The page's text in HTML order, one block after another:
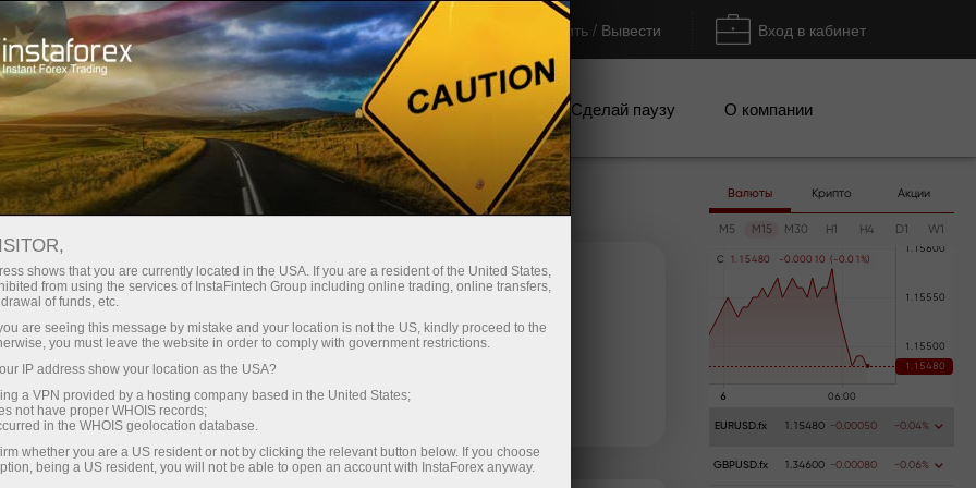
торговый счёт Торговые платформы Пополнить / Вывести Вход в кабинет
Инвесторам Партнерам Промоакции Сделай паузу О компании
анализ
19.05.2025 20:13
один раунд смягчения в 2025 году
Вывести деньги
Валюты Крипто Акции
M5 M15 M30 H1 H4 D1 W1
C 1 . 1 5480 -0 .000 1 0 ( -0 .0 1 %
EURUSD.fx 1.15480 -0.00050 -0.04%
GBPUSD.fx 1.34600 -0.00080 -0.06%
shows that you are currently located in the USA. If you are a resident of the United States,
from using the services of InstaFintech Group including online trading, online transfers,
of funds, etc.
are seeing this message by mistake and your location is not the US, kindly proceed to the
you must leave the website in order to comply with government restrictions.
IP address show your location as the USA?
a VPN provided by a hosting company based in the United States;
not have proper WHOIS records;
in the WHOIS geolocation database.
whether you are a US resident or not by clicking the relevant button below. If you choose
being a US resident, you will not be able to open an account with InstaForex anyway.